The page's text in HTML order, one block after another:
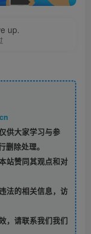
up.
供大家学习与参
删除处理。
站赞同其观点和对
法的相关信息，访
，请联系我们我们